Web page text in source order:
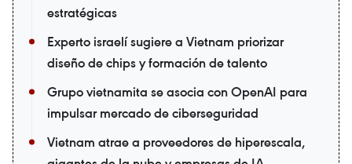
estratégicas
Experto israelí sugiere a Vietnam priorizar
diseño de chips y formación de talento
Grupo vietnamita se asocia con OpenAI para
impulsar mercado de ciberseguridad
Vietnam atrae a proveedores de hiperescala,